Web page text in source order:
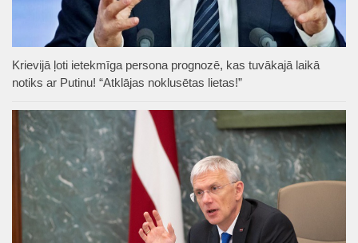
Krievijā ļoti ietekmīga persona prognozē, kas tuvākajā laikā
notiks ar Putinu! “Atklājas noklusētas lietas!”